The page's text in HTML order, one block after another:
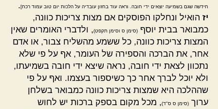
חידשה שגם בשמיעה יוצאים ידי חובה. וראה עוד בחזון עובדיה על הלכות יום טוב עמוד רכח].
יז הואיל ונחלקו הפוסקים אם מצות צריכות כוונה,
כמבואר בבית יוסף (סימן ס וסימן תקפט), ולדברי האומרים שאין
המצות צריכות כוונה, כל ששמע מהשליח צבור, או אדם
אחר, את הברכה והספירה של העומר, אף על פי שלא
נתכוון לצאת ידי חובה, נראה שיצא ידי חובה בשמיעתו,
ולא יוכל לברך אחר כך כשיספור בעצמו. ואף על פי
שההלכה היא שמצות צריכות כוונה כמבואר בשלחן
ערוך (סימן ס ס"ד), מכל מקום בספק ברכות יש לחוש